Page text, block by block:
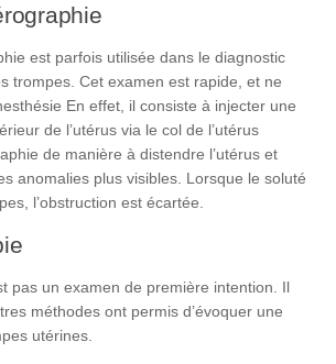
est parfois utilisée dans le diagnostic
trompes. Cet examen est rapide, et ne
En effet, il consiste à injecter une
de l’utérus via le col de l’utérus
de manière à distendre l’utérus et
anomalies plus visibles. Lorsque le soluté
l’obstruction est écartée.
pas un examen de première intention. Il
méthodes ont permis d’évoquer une
utérines.